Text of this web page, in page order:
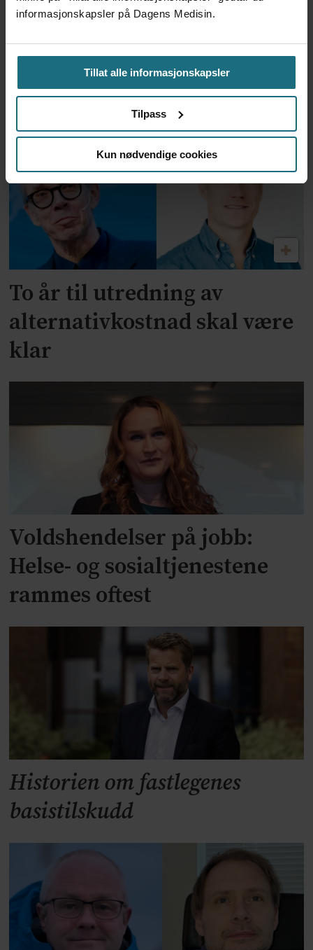
informasjonskapsler på Dagens Medisin.
Tillat alle informasjonskapsler
Tilpass
Kun nødvendige cookies
Feilmedisinert i 18 år – får
millionerstatning
To år til utredning av
alternativkostnad skal være
klar
Voldshendelser på jobb:
Helse- og sosialtjenestene
rammes oftest
Historien om fastlegenes
basistilskudd